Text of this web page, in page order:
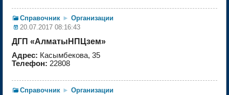
Справочник ► Организации
20.07.2017 08:16:43
ДГП «АлматыНПЦзем»
Адрес: Касымбекова, 35
Телефон: 22808
Справочник ► Организации